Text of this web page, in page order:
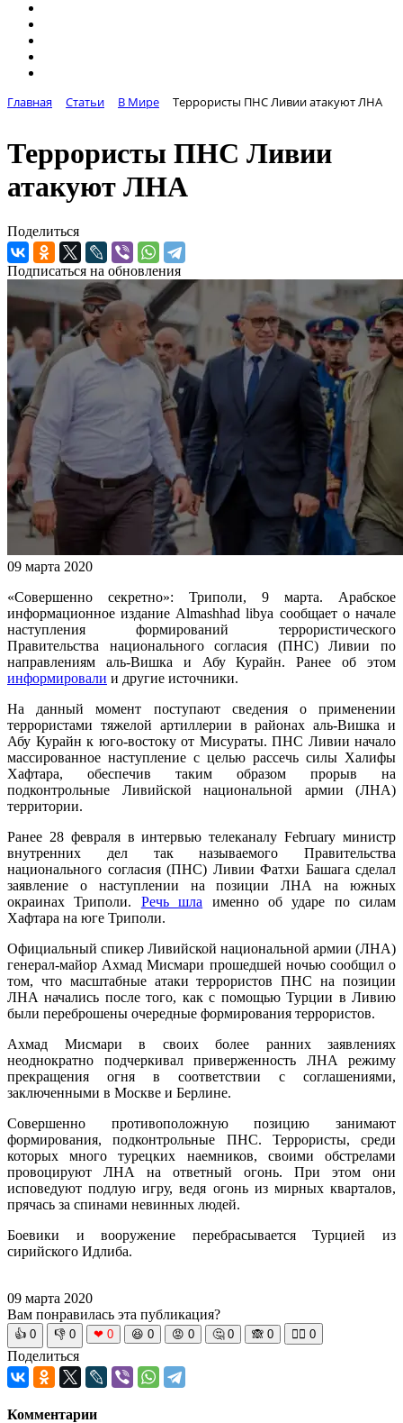
Главная Статьи В Мире Террористы ПНС Ливии атакуют ЛНА
Террористы ПНС Ливии
атакуют ЛНА
Поделиться
Подписаться на обновления
09 марта 2020
«Совершенно секретно»: Триполи, 9 марта. Арабское
информационное издание Аlmashhad libya сообщает о начале
наступления формирований террористического
Правительства национального согласия (ПНС) Ливии по
направлениям аль-Вишка и Абу Курайн. Ранее об этом
информировали и другие источники.
На данный момент поступают сведения о применении
террористами тяжелой артиллерии в районах аль-Вишка и
Абу Курайн к юго-востоку от Мисураты. ПНС Ливии начало
массированное наступление с целью рассечь силы Халифы
Хафтара, обеспечив таким образом прорыв на
подконтрольные Ливийской национальной армии (ЛНА)
территории.
Ранее 28 февраля в интервью телеканалу February министр
внутренних дел так называемого Правительства
национального согласия (ПНС) Ливии Фатхи Башага сделал
заявление о наступлении на позиции ЛНА на южных
окраинах Триполи. Речь шла именно об ударе по силам
Хафтара на юге Триполи.
Официальный спикер Ливийской национальной армии (ЛНА)
генерал-майор Ахмад Мисмари прошедшей ночью сообщил о
том, что масштабные атаки террористов ПНС на позиции
ЛНА начались после того, как с помощью Турции в Ливию
были переброшены очередные формирования террористов.
Ахмад Мисмари в своих более ранних заявлениях
неоднократно подчеркивал приверженность ЛНА режиму
прекращения огня в соответствии с соглашениями,
заключенными в Москве и Берлине.
Совершенно противоположную позицию занимают
формирования, подконтрольные ПНС. Террористы, среди
которых много турецких наемников, своими обстрелами
провоцируют ЛНА на ответный огонь. При этом они
исповедуют подлую игру, ведя огонь из мирных кварталов,
прячась за спинами невинных людей.
Боевики и вооружение перебрасывается Турцией из
сирийского Идлиба.
09 марта 2020
Вам понравилась эта публикация?
👍 0 👎 0 ❤ 0 😆 0 😡 0 🤔 0 🙈 0 🧘‍♀️ 0
Поделиться
Комментарии